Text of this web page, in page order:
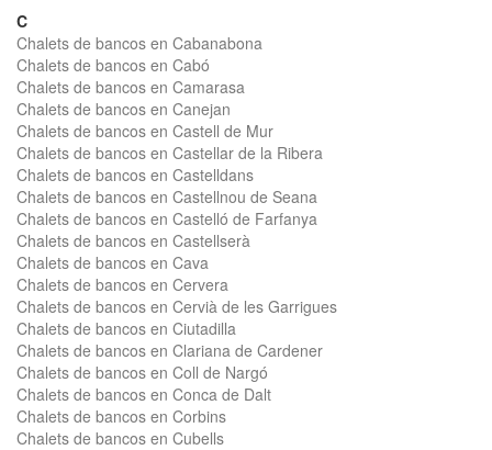
C
Chalets de bancos en Cabanabona
Chalets de bancos en Cabó
Chalets de bancos en Camarasa
Chalets de bancos en Canejan
Chalets de bancos en Castell de Mur
Chalets de bancos en Castellar de la Ribera
Chalets de bancos en Castelldans
Chalets de bancos en Castellnou de Seana
Chalets de bancos en Castelló de Farfanya
Chalets de bancos en Castellserà
Chalets de bancos en Cava
Chalets de bancos en Cervera
Chalets de bancos en Cervià de les Garrigues
Chalets de bancos en Ciutadilla
Chalets de bancos en Clariana de Cardener
Chalets de bancos en Coll de Nargó
Chalets de bancos en Conca de Dalt
Chalets de bancos en Corbins
Chalets de bancos en Cubells